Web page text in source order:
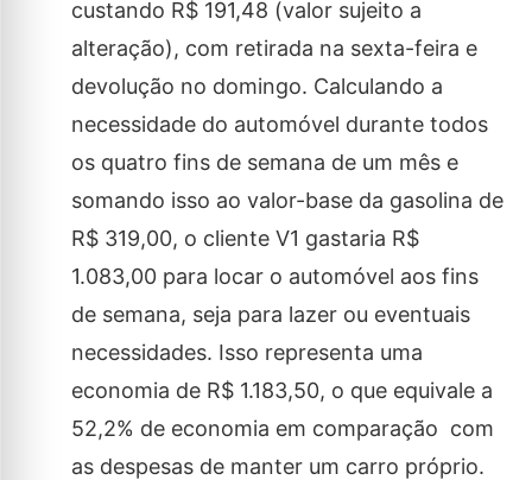
custando R$ 191,48 (valor sujeito a
alteração), com retirada na sexta-feira e
devolução no domingo. Calculando a
necessidade do automóvel durante todos
os quatro fins de semana de um mês e
somando isso ao valor-base da gasolina de
R$ 319,00, o cliente V1 gastaria R$
1.083,00 para locar o automóvel aos fins
de semana, seja para lazer ou eventuais
necessidades. Isso representa uma
economia de R$ 1.183,50, o que equivale a
52,2% de economia em comparação com
as despesas de manter um carro próprio.